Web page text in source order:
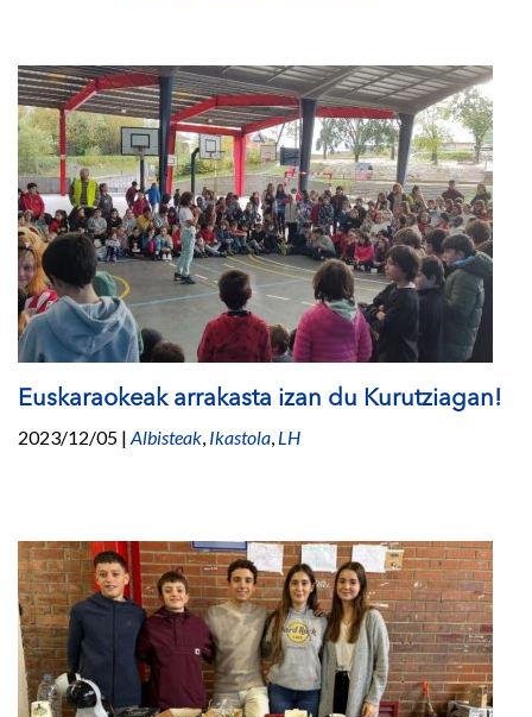
Euskaraokeak arrakasta izan du Kurutziagan!
2023/12/05 | Albisteak, Ikastola, LH